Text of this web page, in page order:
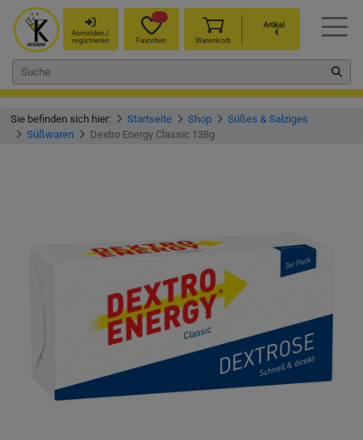
Anmelden /
registrieren
Favoriten Warenkorb
Artikel
€
Sie befinden sich hier: Startseite Shop
Süßes & Salziges
Süßwaren
Dextro Energy Classic 138g